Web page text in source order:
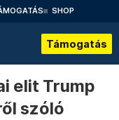
SHOP
Támogatás
elit Trump
szóló